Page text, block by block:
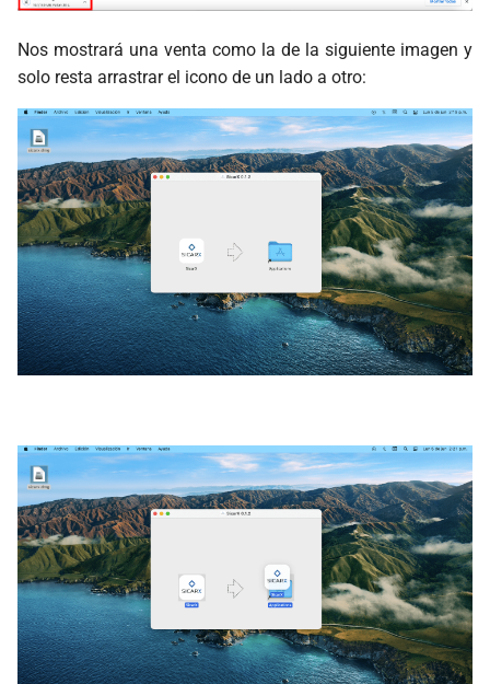
Nos mostrará una venta como la de la siguiente imagen y
solo resta arrastrar el icono de un lado a otro: